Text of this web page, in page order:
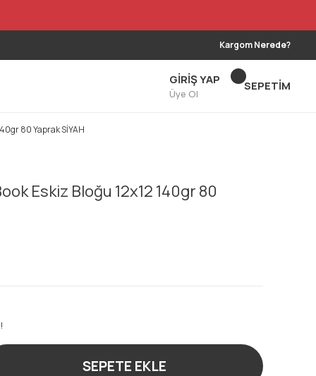
Kargom Nerede?
GİRİŞ YAP
Üye Ol
SEPETİM
80 Yaprak SİYAH
Eskiz Bloğu 12x12 140gr 80
SEPETE EKLE